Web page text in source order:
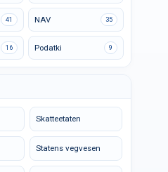
41 NAV 35
16 Podatki 9
Skatteetaten
Statens vegvesen